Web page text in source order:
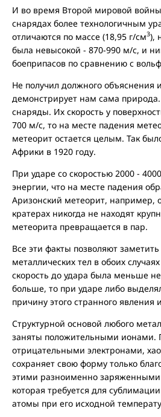
И во время Второй мировой
снарядах более технологичным
отличаются по массе (18,95 г/см3),
была невысокой - 870-990 м/с, и
боеприпасов по сравнению с
Не получил должного объяснения
демонстрирует нам сама
снаряды. Их скорость у
700 м/с, то на месте падения
метеорит остается целым. Так
Африки в 1920 году.
При ударе со скоростью 2000 -
энергии, что на месте падения
Аризонский метеорит, например,
кратерах никогда не находят
метеорита превращается в пар.
Все эти факты позволяют
металлических тел в обоих
скорость до удара была меньше
больше, то при ударе либо
причину этого странного
Структурной основой любого
заняты положительными ионами.
отрицательными электронами,
сохраняет свою форму только
этими разноименно заряженными
которая требуется для
атомы при его исходной